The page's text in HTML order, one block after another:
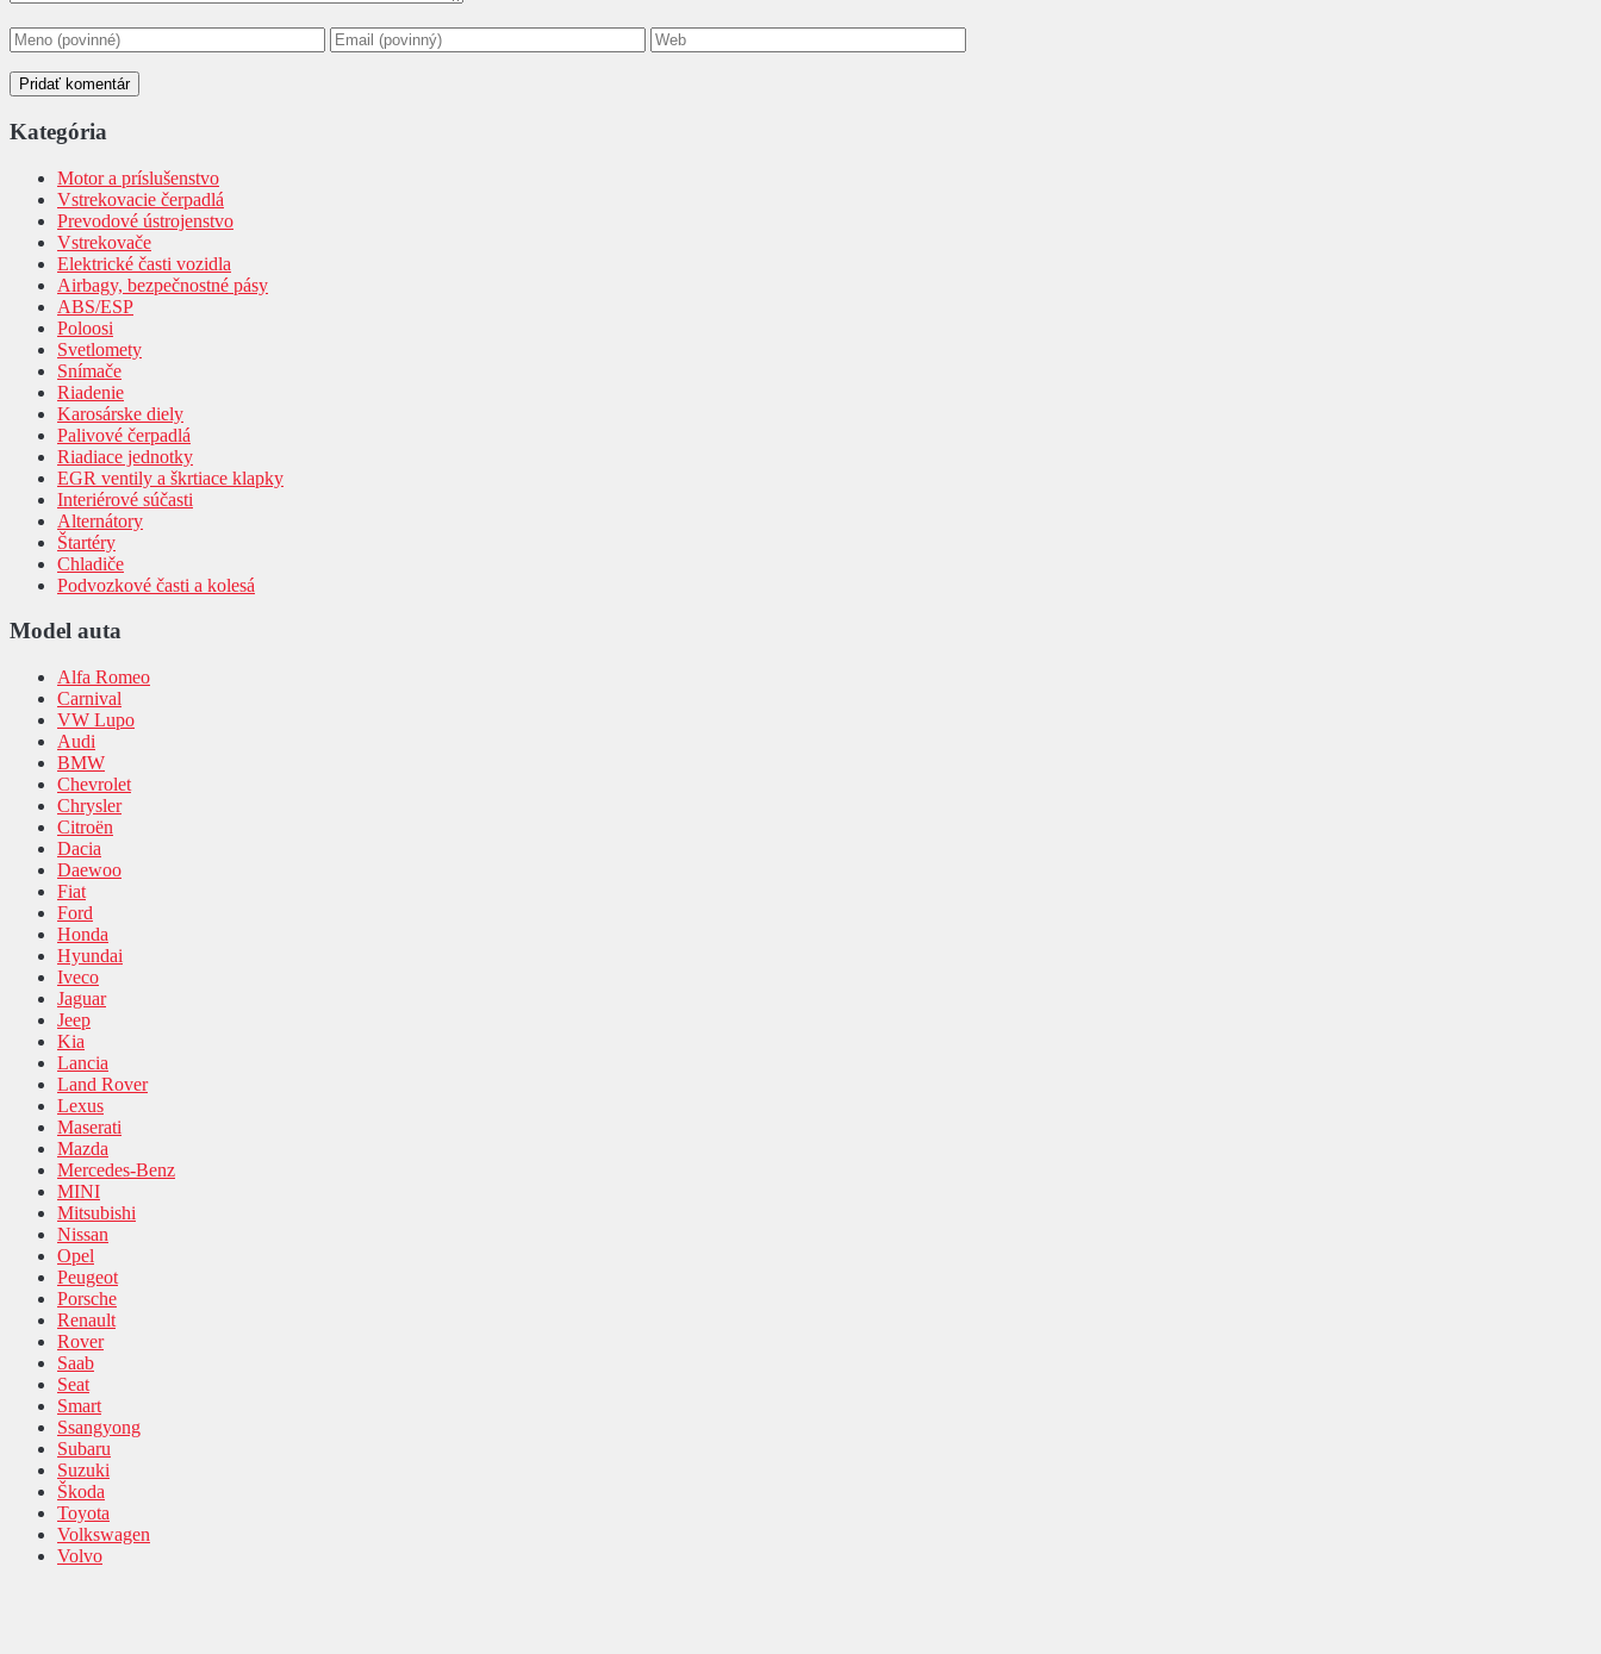
Kategória
Motor a príslušenstvo
Vstrekovacie čerpadlá
Prevodové ústrojenstvo
Vstrekovače
Elektrické časti vozidla
Airbagy, bezpečnostné pásy
ABS/ESP
Poloosi
Svetlomety
Snímače
Riadenie
Karosárske diely
Palivové čerpadlá
Riadiace jednotky
EGR ventily a škrtiace klapky
Interiérové súčasti
Alternátory
Štartéry
Chladiče
Podvozkové časti a kolesá
Model auta
Alfa Romeo
Carnival
VW Lupo
Audi
BMW
Chevrolet
Chrysler
Citroën
Dacia
Daewoo
Fiat
Ford
Honda
Hyundai
Iveco
Jaguar
Jeep
Kia
Lancia
Land Rover
Lexus
Maserati
Mazda
Mercedes-Benz
MINI
Mitsubishi
Nissan
Opel
Peugeot
Porsche
Renault
Rover
Saab
Seat
Smart
Ssangyong
Subaru
Suzuki
Škoda
Toyota
Volkswagen
Volvo